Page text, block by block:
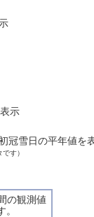
示
冠雪日の平年値を
す）
の観測値